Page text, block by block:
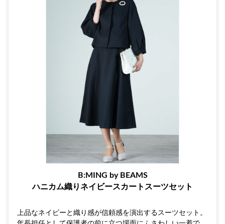
B:MING by BEAMS
ハニカム織りネイビースカートスーツセット
上品なネイビーと織り感が信頼感を演出するスーツセット。